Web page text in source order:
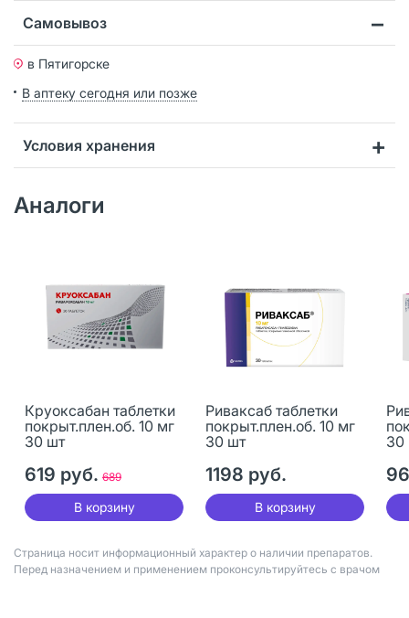
Самовывоз
в Пятигорске
В аптеку сегодня или позже
Условия хранения
Аналоги
Круоксабан таблетки
покрыт.плен.об. 10 мг
30 шт
619 руб. 689
В корзину
Риваксаб таблетки
покрыт.плен.об. 10 мг
30 шт
1198 руб.
В корзину
30
Страница носит информационный характер о наличии препаратов.
Перед назначением и применением проконсультируйтесь с врачом